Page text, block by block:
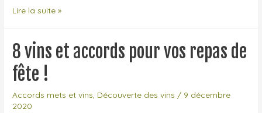
Les
décembre
2020
Lire la suite »
8 vins et accords pour vos repas de
fête !
Accords mets et vins Découverte des vins / 9 décembre
2020